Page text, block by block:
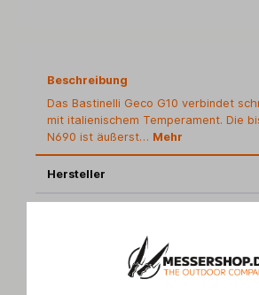
Beschreibung
Das Bastinelli Geco G10 verbindet
mit italienischem Temperament. Die
N690 ist äußerst… Mehr
Hersteller